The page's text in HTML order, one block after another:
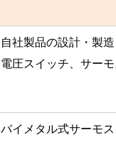
自社製品の設計・製
電圧スイッチ、サーモ
バイメタル式サーモ